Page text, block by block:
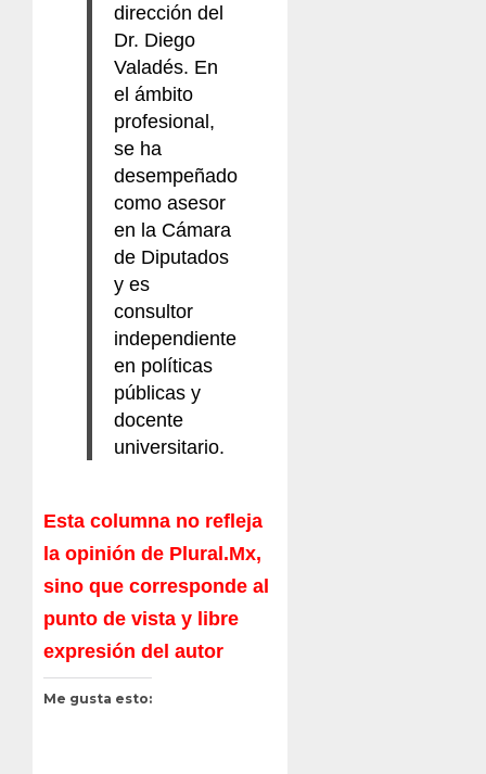
dirección del
Dr. Diego
Valadés. En
el ámbito
profesional,
se ha
desempeñado
como asesor
en la Cámara
de Diputados
y es
consultor
independiente
en políticas
públicas y
docente
universitario.
Esta columna no refleja
la opinión de Plural.Mx,
sino que corresponde al
punto de vista y libre
expresión del autor
Me gusta esto: